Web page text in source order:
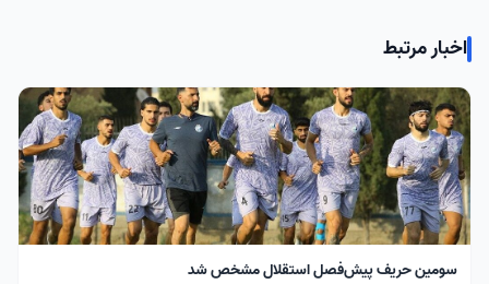
اخبار مرتبط
سومین حریف پیش‌فصل استقلال مشخص شد